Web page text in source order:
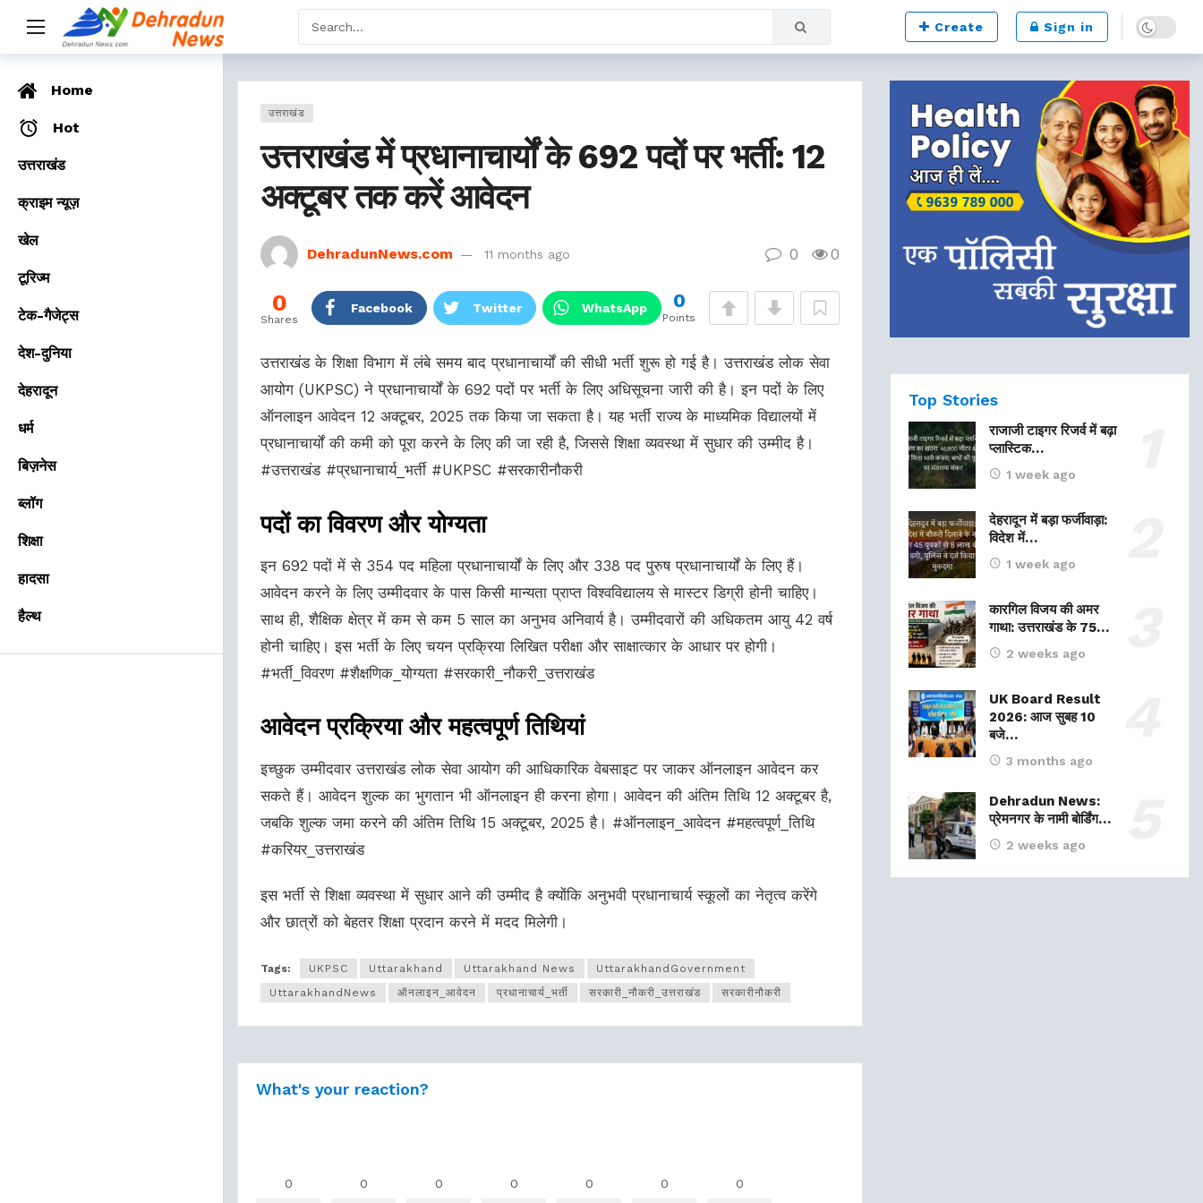
Create Sign in Dark mode
उत्तराखंड
उत्तराखंड में प्रधानाचार्यों के 692 पदों पर भर्ती: 12
अक्टूबर तक करें आवेदन
DehradunNews.com 11 months ago 0 0
0
Shares
Facebook Twitter WhatsApp 0
Points
उत्तराखंड के शिक्षा विभाग में लंबे समय बाद प्रधानाचार्यों की सीधी भर्ती शुरू हो गई है। उत्तराखंड लोक सेवा
आयोग (UKPSC) ने प्रधानाचार्यों के 692 पदों पर भर्ती के लिए अधिसूचना जारी की है। इन पदों के लिए
ऑनलाइन आवेदन 12 अक्टूबर, 2025 तक किया जा सकता है। यह भर्ती राज्य के माध्यमिक विद्यालयों में
प्रधानाचार्यों की कमी को पूरा करने के लिए की जा रही है, जिससे शिक्षा व्यवस्था में सुधार की उम्मीद है।
#उत्तराखंड #प्रधानाचार्य_भर्ती #UKPSC #सरकारीनौकरी
पदों का विवरण और योग्यता
इन 692 पदों में से 354 पद महिला प्रधानाचार्यों के लिए और 338 पद पुरुष प्रधानाचार्यों के लिए हैं।
आवेदन करने के लिए उम्मीदवार के पास किसी मान्यता प्राप्त विश्वविद्यालय से मास्टर डिग्री होनी चाहिए।
साथ ही, शैक्षिक क्षेत्र में कम से कम 5 साल का अनुभव अनिवार्य है। उम्मीदवारों की अधिकतम आयु 42 वर्ष
होनी चाहिए। इस भर्ती के लिए चयन प्रक्रिया लिखित परीक्षा और साक्षात्कार के आधार पर होगी।
#भर्ती_विवरण #शैक्षणिक_योग्यता #सरकारी_नौकरी_उत्तराखंड
आवेदन प्रक्रिया और महत्वपूर्ण तिथियां
इच्छुक उम्मीदवार उत्तराखंड लोक सेवा आयोग की आधिकारिक वेबसाइट पर जाकर ऑनलाइन आवेदन कर
सकते हैं। आवेदन शुल्क का भुगतान भी ऑनलाइन ही करना होगा। आवेदन की अंतिम तिथि 12 अक्टूबर है,
जबकि शुल्क जमा करने की अंतिम तिथि 15 अक्टूबर, 2025 है। #ऑनलाइन_आवेदन #महत्वपूर्ण_तिथि
#करियर_उत्तराखंड
इस भर्ती से शिक्षा व्यवस्था में सुधार आने की उम्मीद है क्योंकि अनुभवी प्रधानाचार्य स्कूलों का नेतृत्व करेंगे
और छात्रों को बेहतर शिक्षा प्रदान करने में मदद मिलेगी।
Tags: UKPSC Uttarakhand Uttarakhand News
UttarakhandGovernment
UttarakhandNews
ऑनलाइन_आवेदन प्रधानाचार्य_भर्ती सरकारी_नौकरी_उत्तराखंड सरकारीनौकरी
What's your reaction?
0 0 0 0 0 0 0
Top Stories
राजाजी टाइगर रिजर्व में बढ़ा
प्लास्टिक…
1 week ago
देहरादून में बड़ा फर्जीवाड़ा:
विदेश में…
1 week ago
कारगिल विजय की अमर
गाथा: उत्तराखंड के 75…
2 weeks ago
UK Board Result
2026: आज सुबह 10
बजे…
3 months ago
Dehradun News:
प्रेमनगर के नामी बोर्डिंग…
2 weeks ago
Home
Hot
उत्तराखंड
क्राइम न्यूज़
खेल
टूरिज्म
टेक-गैजेट्स
देश-दुनिया
देहरादून
धर्म
बिज़नेस
ब्लॉग
शिक्षा
हादसा
हैल्थ